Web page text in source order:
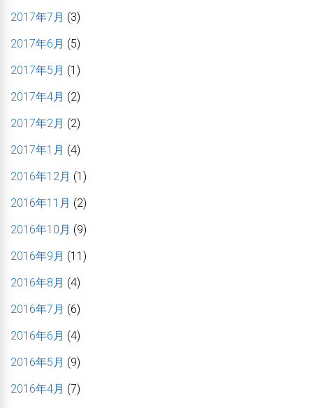
2017年7月 (3)
2017年6月 (5)
2017年5月 (1)
2017年4月 (2)
2017年2月 (2)
2017年1月 (4)
2016年12月 (1)
2016年11月 (2)
2016年10月 (9)
2016年9月 (11)
2016年8月 (4)
2016年7月 (6)
2016年6月 (4)
2016年5月 (9)
2016年4月 (7)